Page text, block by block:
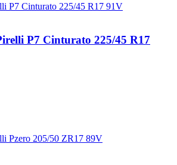
P7 Cinturato 225/45 R17